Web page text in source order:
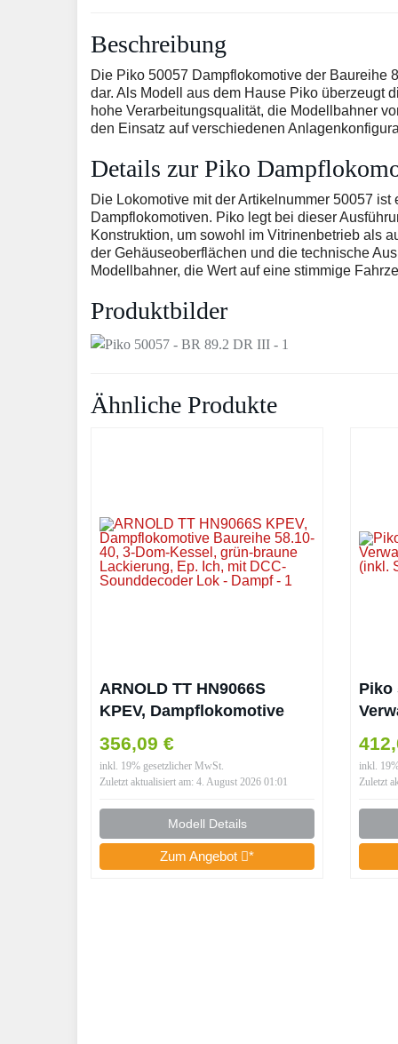
Beschreibung
Die Piko 50057 Dampflokomotive der Baureihe
dar. Als Modell aus dem Hause Piko überzeugt
hohe Verarbeitungsqualität, die Modellbahner
den Einsatz auf verschiedenen
Details zur Piko
Die Lokomotive mit der Artikelnummer 50057
Dampflokomotiven. Piko legt bei dieser
Konstruktion, um sowohl im Vitrinenbetrieb als
der Gehäuseoberflächen und die technische
Modellbahner, die Wert auf eine stimmige
Produktbilder
Ähnliche Produkte
ARNOLD TT HN9066S
KPEV, Dampflokomotive
Baureihe 58.10-40, 3-Dom-
Kessel, grün-braune
Lackierung, Ep. Ich, mit
356,09 €
inkl. 19% gesetzlicher MwSt.
Zuletzt aktualisiert am: 4. August 2026 01:01
Modell Details
Zum Angebot *
Piko
Ep.l
inkl.
Zuletzt